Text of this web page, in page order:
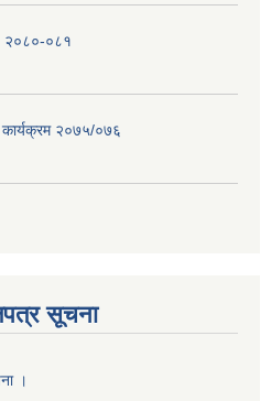
२०८०-०८१
कार्यक्रम २०७५/०७६
सूचना
।